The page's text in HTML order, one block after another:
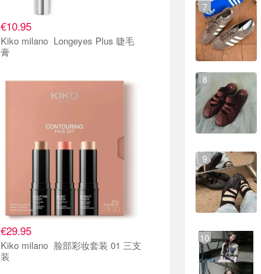
€10.95
Kiko milano Longeyes Plus 睫毛
膏
€29.95
Kiko milano 脸部彩妆套装 01 三支
装